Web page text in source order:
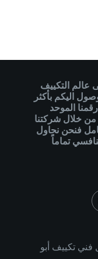
عالم التكييف
اليكم بأكثر
الموحد
خلال شركتنا
فنحن نحاول
تماماً
67033718 / أفضل فني تكييف أبو